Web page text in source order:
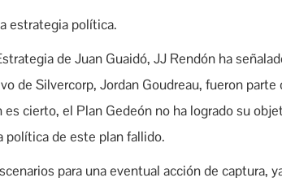
estrategia política.
de Juan Guaidó, JJ Rendón ha
de Silvercorp, Jordan Goudreau, fueron
cierto, el Plan Gedeón no ha logrado su
de este plan fallido.
para una eventual acción de captura,